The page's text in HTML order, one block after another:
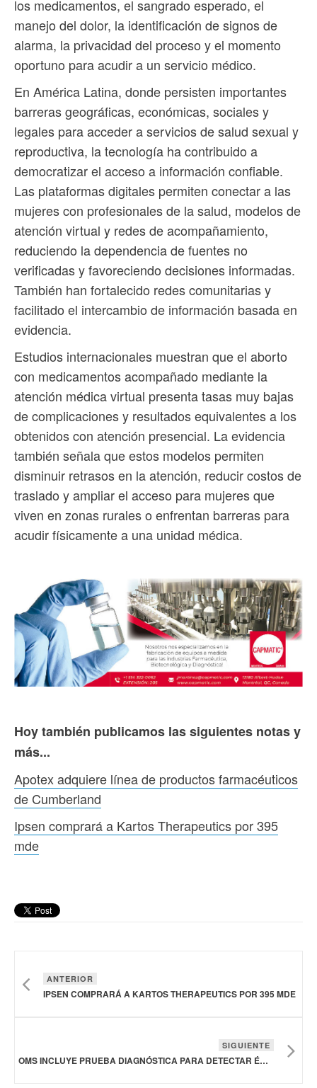
los medicamentos, el sangrado esperado, el
manejo del dolor, la identificación de signos de
alarma, la privacidad del proceso y el momento
oportuno para acudir a un servicio médico.
En América Latina, donde persisten importantes
barreras geográficas, económicas, sociales y
legales para acceder a servicios de salud sexual y
reproductiva, la tecnología ha contribuido a
democratizar el acceso a información confiable.
Las plataformas digitales permiten conectar a las
mujeres con profesionales de la salud, modelos de
atención virtual y redes de acompañamiento,
reduciendo la dependencia de fuentes no
verificadas y favoreciendo decisiones informadas.
También han fortalecido redes comunitarias y
facilitado el intercambio de información basada en
evidencia.
Estudios internacionales muestran que el aborto
con medicamentos acompañado mediante la
atención médica virtual presenta tasas muy bajas
de complicaciones y resultados equivalentes a los
obtenidos con atención presencial. La evidencia
también señala que estos modelos permiten
disminuir retrasos en la atención, reducir costos de
traslado y ampliar el acceso para mujeres que
viven en zonas rurales o enfrentan barreras para
acudir físicamente a una unidad médica.
Hoy también publicamos las siguientes notas y
más...
Apotex adquiere línea de productos farmacéuticos
de Cumberland
Ipsen comprará a Kartos Therapeutics por 395
mde
ANTERIOR
IPSEN COMPRARÁ A KARTOS THERAPEUTICS POR 395 MDE
SIGUIENTE
OMS INCLUYE PRUEBA DIAGNÓSTICA PARA DETECTAR ÉBOLA EN SU LISTA DE USO EN EMERGENCIAS